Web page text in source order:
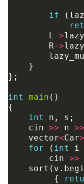
if (
L->
R->
}
};
int main ()
{
int
n , s ;
cin >> n >>
vector<Car>
for
( int i
cin >>
sort ( v .
{